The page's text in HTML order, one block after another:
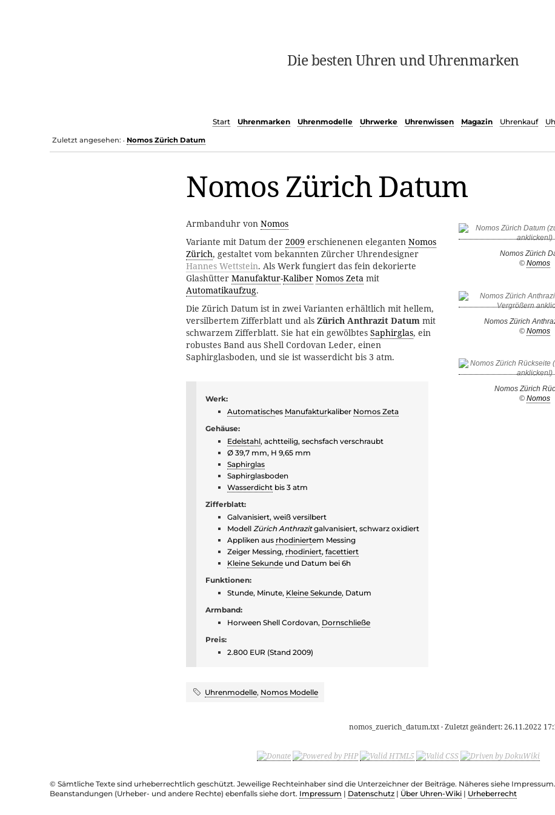
Die besten Uhren und Uhrenmarken
Start
Uhrenmarken Uhrenmodelle Uhrwerke Uhrenwissen Magazin Uhrenkauf
Zuletzt angesehen: • Nomos Zürich Datum
Nomos Zürich Datum
Nomos Zürich
© Nomos
Nomos Zürich
© Nomos
Nomos Zürich
© Nomos
Armbanduhr von Nomos
Variante mit Datum der 2009 erschienenen eleganten Nomos
Zürich, gestaltet vom bekannten Zürcher Uhrendesigner
Hannes Wettstein. Als Werk fungiert das fein dekorierte
Glashütter Manufaktur-Kaliber Nomos Zeta mit
Automatikaufzug.
Die Zürich Datum ist in zwei Varianten erhältlich mit hellem,
versilbertem Zifferblatt und als Zürich Anthrazit Datum mit
schwarzem Zifferblatt. Sie hat ein gewölbtes Saphirglas, ein
robustes Band aus Shell Cordovan Leder, einen
Saphirglasboden, und sie ist wasserdicht bis 3 atm.
Werk:
Automatisches Manufakturkaliber Nomos Zeta
Gehäuse:
Edelstahl, achtteilig, sechsfach verschraubt
Ø 39,7 mm, H 9,65 mm
Saphirglas
Saphirglasboden
Wasserdicht bis 3 atm
Zifferblatt:
Galvanisiert, weiß versilbert
Modell Zürich Anthrazitgalvanisiert, schwarz oxidiert
Appliken aus rhodiniertem Messing
Zeiger Messing, rhodiniert, facettiert
Kleine Sekunde und Datum bei 6h
Funktionen:
Stunde, Minute, Kleine Sekunde, Datum
Armband:
Horween Shell Cordovan, Dornschließe
Preis:
2.800 EUR (Stand 2009)
Uhrenmodelle, Nomos Modelle
nomos_zuerich_datum.txt· Zuletzt geändert:26.11.2022
© Sämtliche Texte sind urheberrechtlich geschützt. Jeweilige Rechteinhaber sind die Unterzeichner der Beiträge. Näheres siehe
Beanstandungen (Urheber- und andere Rechte) ebenfalls siehe dort. Impressum | Datenschutz | Über Uhren-Wiki | Urheberrecht